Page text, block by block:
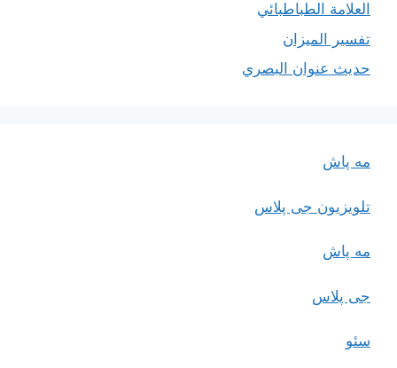
العلامة الطباطبائي
تفسير الميزان
حديث عنوان البصري
مه پاش
تلویزیون جی پلاس
مه پاش
جی پلاس
سئو